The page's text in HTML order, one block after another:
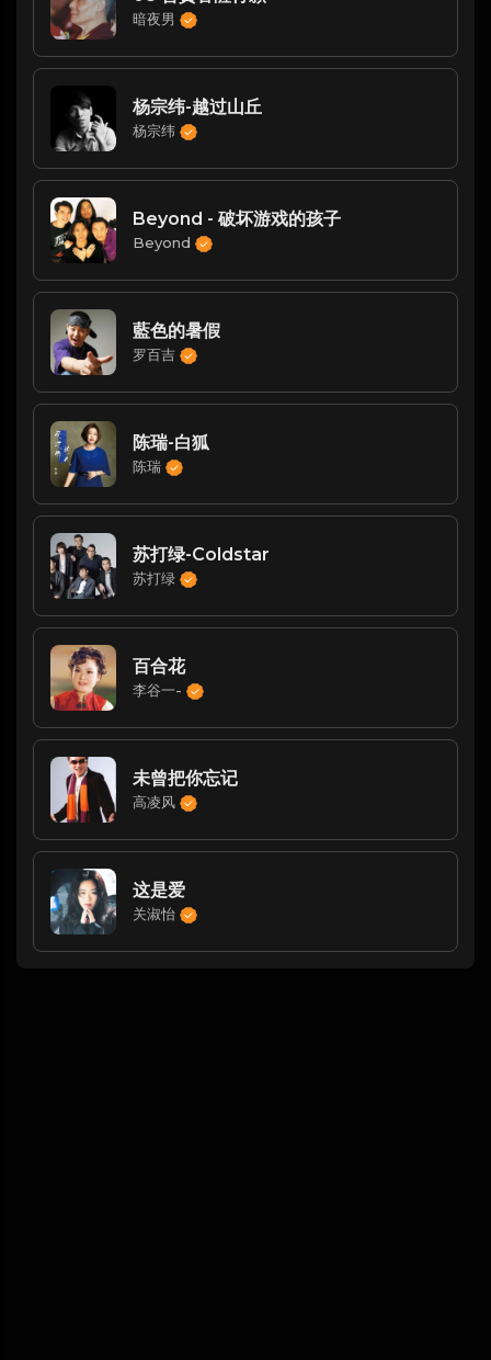
暗夜男
杨宗纬-越过山丘
杨宗纬
Beyond - 破坏游戏的孩子
Beyond
藍色的暑假
罗百吉
陈瑞-白狐
陈瑞
苏打绿-Coldstar
苏打绿
百合花
李谷一-
未曾把你忘记
高凌风
这是爱
关淑怡